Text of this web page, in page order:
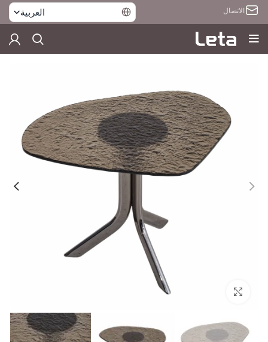
الاتصال العربية